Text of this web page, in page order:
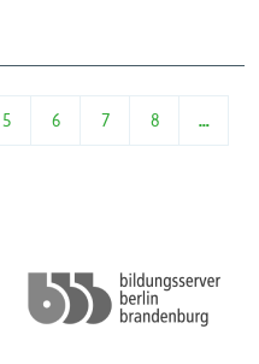
5 6 7 8 …